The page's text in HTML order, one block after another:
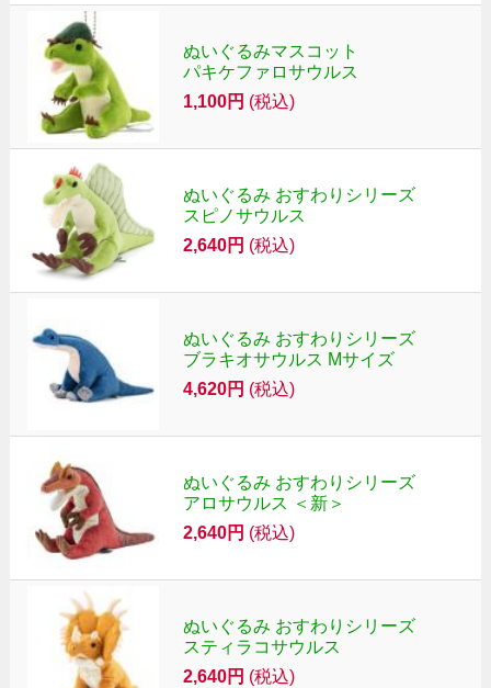
ぬいぐるみマスコット
パキケファロサウルス
1,100円 (税込)
ぬいぐるみ おすわりシリーズ
スピノサウルス
2,640円 (税込)
ぬいぐるみ おすわりシリーズ
ブラキオサウルス Mサイズ
4,620円 (税込)
ぬいぐるみ おすわりシリーズ
アロサウルス ＜新＞
2,640円 (税込)
ぬいぐるみ おすわりシリーズ
スティラコサウルス
2,640円 (税込)